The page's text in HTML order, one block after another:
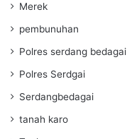
Merek
pembunuhan
Polres serdang bedagai
Polres Serdgai
Serdangbedagai
tanah karo